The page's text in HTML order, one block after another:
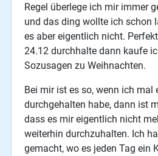
Regel überlege ich mir immer
und das ding wollte ich schon
es aber eigentlich nicht.
24.12 durchhalte dann kaufe
Sozusagen zu Weihnachten.
Bei mir ist es so, wenn ich mal
durchgehalten habe, dann ist
dass es mir eigentlich nicht
weiterhin durchzuhalten. Ich
gemacht, wo es jeden Tag ein